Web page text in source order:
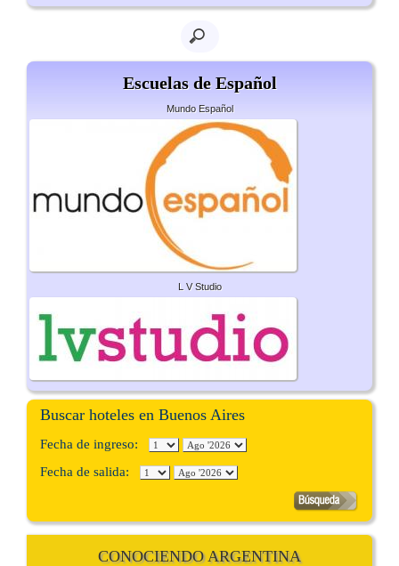
Escuelas de Español
Mundo Español
L V Studio
Buscar hoteles en Buenos Aires
Fecha de ingreso:
Fecha de salida:
CONOCIENDO ARGENTINA